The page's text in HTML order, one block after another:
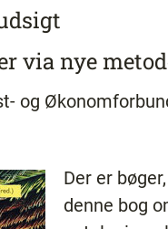
via nye
og
Der er
denne bog